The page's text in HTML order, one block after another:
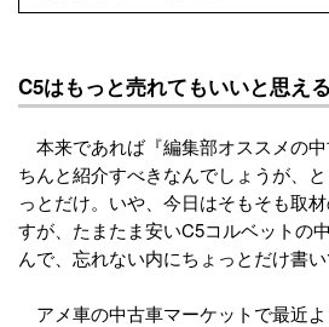
C5はもっと売れてもいいと思え
本来であれば『編集部オススメの
ちんと紹介すべきなんでしょうが、
っとだけ。いや、今日はそもそも取
すが、たまたま安いC5コルベットの
んで、忘れない内にちょっとだけ書い
アメ車の中古車マーケットで最近